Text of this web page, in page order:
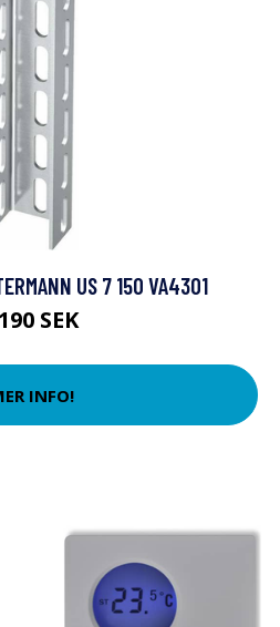
US 7 150 VA4301
SEK
INFO!